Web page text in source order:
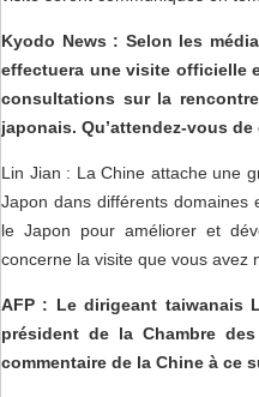
Kyodo News : Selon les
effectuera une visite officielle
consultations sur la
japonais. Qu’attendez-vous
Lin Jian : La Chine attache une
Japon dans différents
le Japon pour améliorer et
concerne la visite que vous avez
AFP : Le dirigeant taiwanais
président de la Chambre
commentaire de la Chine à ce